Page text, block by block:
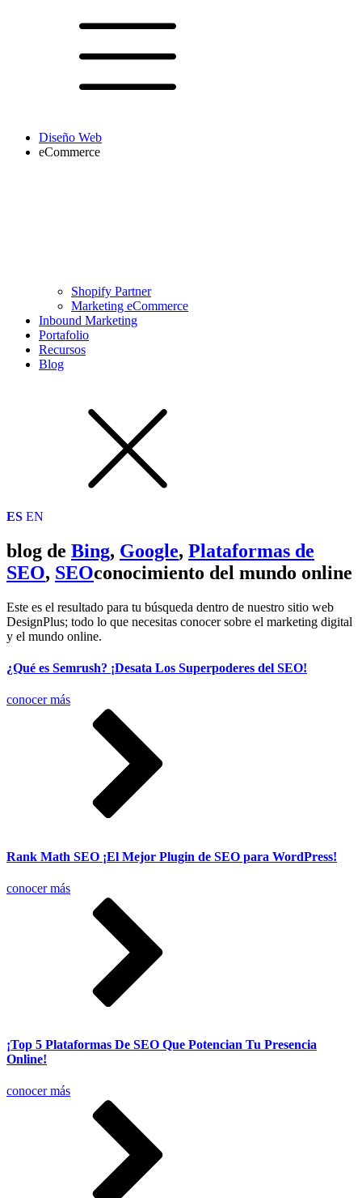
Diseño Web
eCommerce
Shopify Partner
Marketing eCommerce
Inbound Marketing
Portafolio
Recursos
Blog
ES EN
blog de Bing, Google, Plataformas de
SEO, SEOconocimiento del mundo online
Este es el resultado para tu búsqueda dentro de nuestro sitio web
DesignPlus; todo lo que necesitas conocer sobre el marketing digital
y el mundo online.
¿Qué es Semrush? ¡Desata Los Superpoderes del SEO!
conocer más
Rank Math SEO ¡El Mejor Plugin de SEO para WordPress!
conocer más
¡Top 5 Plataformas De SEO Que Potencian Tu Presencia
Online!
conocer más